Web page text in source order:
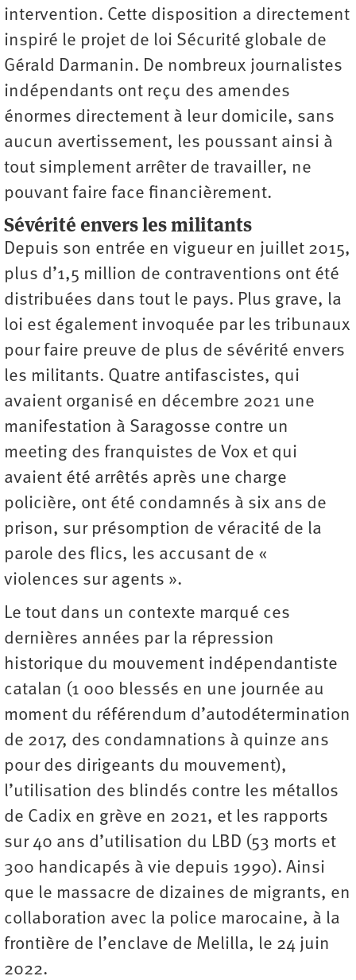
intervention. Cette disposition a directement
inspiré le projet de loi Sécurité globale de
Gérald Darmanin. De nombreux journalistes
indépendants ont reçu des amendes
énormes directement à leur domicile, sans
aucun avertissement, les poussant ainsi à
tout simplement arrêter de travailler, ne
pouvant faire face financièrement.
Sévérité envers les militants
Depuis son entrée en vigueur en juillet 2015,
plus d’1,5 million de contraventions ont été
distribuées dans tout le pays. Plus grave, la
loi est également invoquée par les tribunaux
pour faire preuve de plus de sévérité envers
les militants. Quatre antifascistes, qui
avaient organisé en décembre 2021 une
manifestation à Saragosse contre un
meeting des franquistes de Vox et qui
avaient été arrêtés après une charge
policière, ont été condamnés à six ans de
prison, sur présomption de véracité de la
parole des flics, les accusant de «
violences sur agents ».
Le tout dans un contexte marqué ces
dernières années par la répression
historique du mouvement indépendantiste
catalan (1 000 blessés en une journée au
moment du référendum d’autodétermination
de 2017, des condamnations à quinze ans
pour des dirigeants du mouvement),
l’utilisation des blindés contre les métallos
de Cadix en grève en 2021, et les rapports
sur 40 ans d’utilisation du LBD (53 morts et
300 handicapés à vie depuis 1990). Ainsi
que le massacre de dizaines de migrants, en
collaboration avec la police marocaine, à la
frontière de l’enclave de Melilla, le 24 juin
2022.